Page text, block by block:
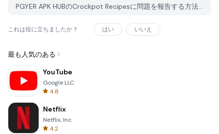
PGYER APK HUBのCrockpot Recipesに問題を報告する方法は？
これは役に立ちましたか？ はい いいえ
最も人気のある
YouTube
Google LLC
4.8
Netflix
Netflix, Inc.
4.2